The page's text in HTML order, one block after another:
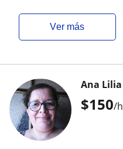
ver más
$150/h
Ana Lilia